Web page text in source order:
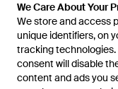
We Care About Your
We store and access
unique identifiers, on
tracking
consent will disable
content and ads you
We Care About Your
We store and access
unique identifiers, on
tracking
consent will disable
content and ads you
ESAURITO